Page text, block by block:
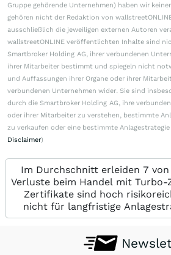
Gruppe gehörende Unternehmen) haben wir
gehören nicht der Redaktion von
ausschließlich die jeweiligen externen Autoren
wallstreetONLINE veröffentlichten Inhalte sind
Smartbroker Holding AG, ihrer verbundenen
ihrer Mitarbeiter bestimmt und spiegeln nicht
und Auffassungen ihrer Organe oder ihrer
verbundenen Unternehmen wider. Sie sind
durch die Smartbroker Holding AG, ihre
oder ihrer Mitarbeiter zu verstehen, bestimmte
zu verkaufen oder eine bestimmte
Disclaimer)
Im Durchschnitt erleiden 7
Verluste beim Handel mit
Zertifikate sind hoch
nicht für langfristige